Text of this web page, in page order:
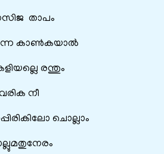
താപം
കാൺകയാൽ
രന്തും
നീ
ചൊല്ലാം